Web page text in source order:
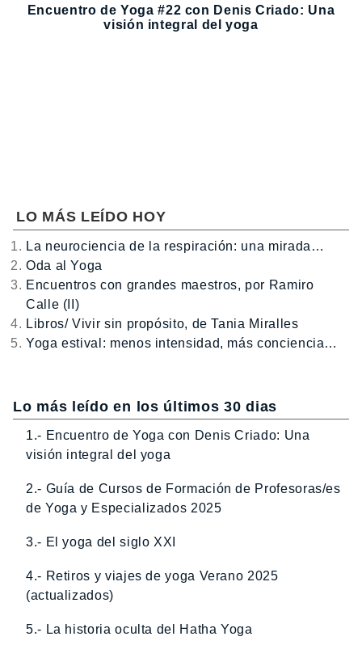
Encuentro de Yoga #22 con Denis Criado: Una
visión integral del yoga
LO MÁS LEÍDO HOY
La neurociencia de la respiración: una mirada…
Oda al Yoga
Encuentros con grandes maestros, por Ramiro
Calle (II)
Libros/ Vivir sin propósito, de Tania Miralles
Yoga estival: menos intensidad, más conciencia…
Lo más leído en los últimos 30 dias
1.- Encuentro de Yoga con Denis Criado: Una
visión integral del yoga
2.- Guía de Cursos de Formación de Profesoras/es
de Yoga y Especializados 2025
3.- El yoga del siglo XXI
4.- Retiros y viajes de yoga Verano 2025
(actualizados)
5.- La historia oculta del Hatha Yoga